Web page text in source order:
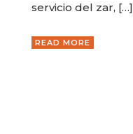
servicio del zar, […]
READ MORE